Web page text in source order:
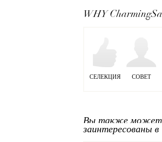
WHY
СЕЛЕКЦИЯ СОВЕТ
Вы также
заинтересованы в